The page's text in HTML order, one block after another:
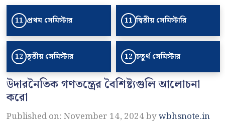
11 প্রথম সেমিস্টার 11 দ্বিতীয় সেমিস্টারি
12 তৃতীয় সেমিস্টার 12 চতুর্থ সেমিস্টার
উদারনৈতিক গণতন্ত্রের বৈশিষ্ট্যগুলি আলোচনা
করো
Published on: November 14, 2024bywbhsnote.in